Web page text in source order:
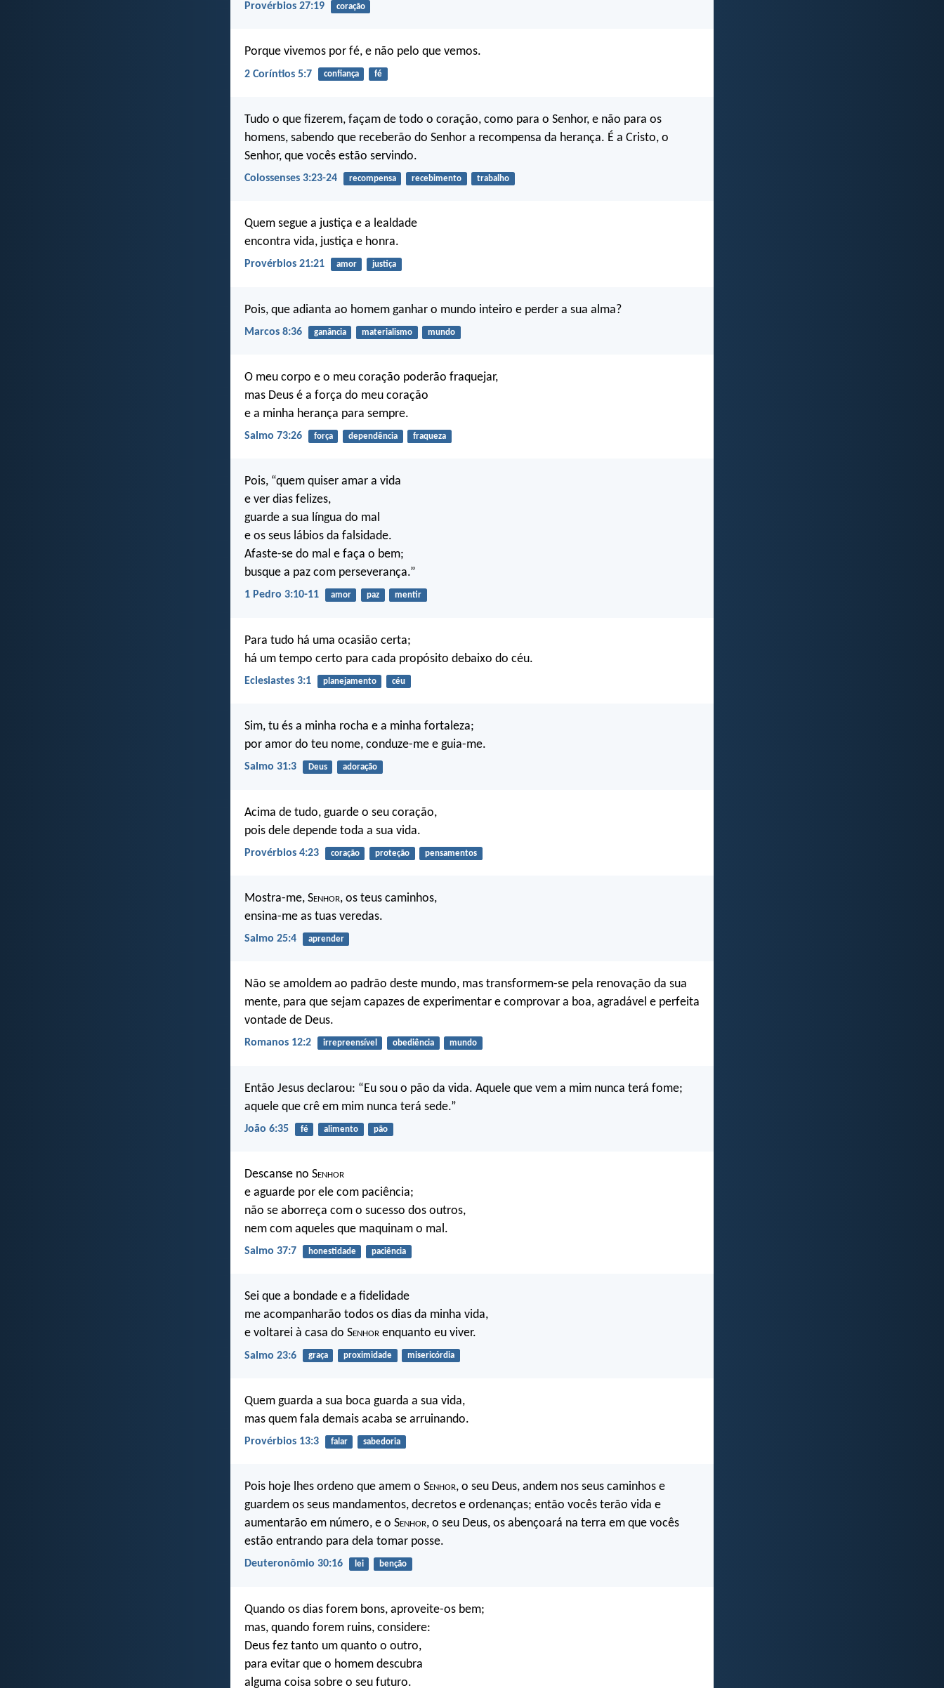
Provérbios 27:19 coração
Porque vivemos por fé, e não pelo que vemos.
2 Coríntios 5:7 confiança fé
Tudo o que fizerem, façam de todo o coração, como para o Senhor, e não para os
homens, sabendo que receberão do Senhor a recompensa da herança. É a Cristo, o
Senhor, que vocês estão servindo.
Colossenses 3:23-24 recompensa recebimento trabalho
Quem segue a justiça e a lealdade
encontra vida, justiça e honra.
Provérbios 21:21 amor justiça
Pois, que adianta ao homem ganhar o mundo inteiro e perder a sua alma?
Marcos 8:36 ganância materialismo mundo
O meu corpo e o meu coração poderão fraquejar,
mas Deus é a força do meu coração
e a minha herança para sempre.
Salmo 73:26 força dependência fraqueza
Pois, “quem quiser amar a vida
e ver dias felizes,
guarde a sua língua do mal
e os seus lábios da falsidade.
Afaste-se do mal e faça o bem;
busque a paz com perseverança.”
1 Pedro 3:10-11 amor paz mentir
Para tudo há uma ocasião certa;
há um tempo certo para cada propósito debaixo do céu.
Eclesiastes 3:1 planejamento céu
Sim, tu és a minha rocha e a minha fortaleza;
por amor do teu nome, conduze-me e guia-me.
Salmo 31:3 Deus adoração
Acima de tudo, guarde o seu coração,
pois dele depende toda a sua vida.
Provérbios 4:23 coração proteção pensamentos
Mostra-me, Senhor, os teus caminhos,
ensina-me as tuas veredas.
Salmo 25:4 aprender
Não se amoldem ao padrão deste mundo, mas transformem-se pela renovação da sua
mente, para que sejam capazes de experimentar e comprovar a boa, agradável e perfeita
vontade de Deus.
Romanos 12:2 irrepreensível obediência mundo
Então Jesus declarou: “Eu sou o pão da vida. Aquele que vem a mim nunca terá fome;
aquele que crê em mim nunca terá sede.”
João 6:35 fé alimento pão
Descanse no Senhor
e aguarde por ele com paciência;
não se aborreça com o sucesso dos outros,
nem com aqueles que maquinam o mal.
Salmo 37:7 honestidade paciência
Sei que a bondade e a fidelidade
me acompanharão todos os dias da minha vida,
e voltarei à casa do Senhor enquanto eu viver.
Salmo 23:6 graça proximidade misericórdia
Quem guarda a sua boca guarda a sua vida,
mas quem fala demais acaba se arruinando.
Provérbios 13:3 falar sabedoria
Pois hoje lhes ordeno que amem o Senhor, o seu Deus, andem nos seus caminhos e
guardem os seus mandamentos, decretos e ordenanças; então vocês terão vida e
aumentarão em número, e o Senhor, o seu Deus, os abençoará na terra em que vocês
estão entrando para dela tomar posse.
Deuteronômio 30:16 lei benção
Quando os dias forem bons, aproveite-os bem;
mas, quando forem ruins, considere:
Deus fez tanto um quanto o outro,
para evitar que o homem descubra
alguma coisa sobre o seu futuro.